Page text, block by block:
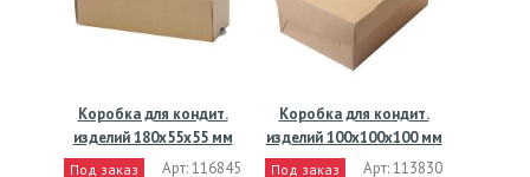
Коробка для кондит.
изделий 180х55х55 мм
с…
Под заказ Арт: 116845
Коробка для кондит.
изделий 100х100х100 мм
с…
Под заказ Арт: 113830